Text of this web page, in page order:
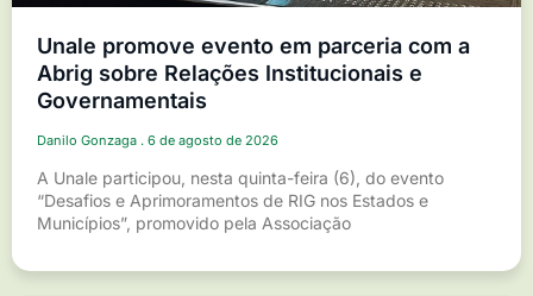
Unale promove evento em parceria com a
Abrig sobre Relações Institucionais e
Governamentais
Danilo Gonzaga 6 de agosto de 2026
A Unale participou, nesta quinta-feira (6), do evento
“Desafios e Aprimoramentos de RIG nos Estados e
Municípios”, promovido pela Associação